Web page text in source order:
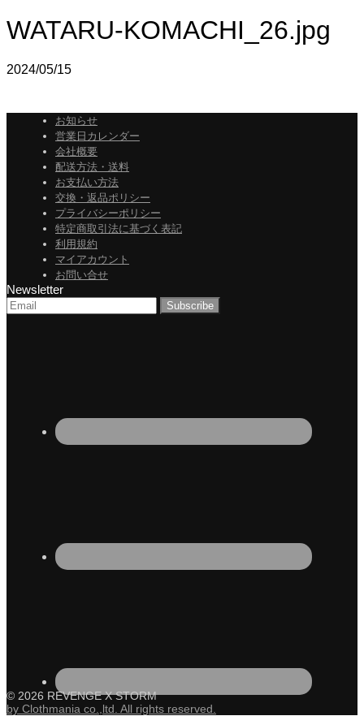
WATARU-KOMACHI_26.jpg
2024/05/15
お知らせ
営業日カレンダー
会社概要
配送方法・送料
お支払い方法
交換・返品ポリシー
プライバシーポリシー
特定商取引法に基づく表記
利用規約
マイアカウント
お問い合せ
Newsletter
© 2026 REVENGE X STORM
by Clothmania co.,ltd. All rights reserved.